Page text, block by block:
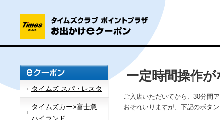
タイムズ スパ・レスタ
タイムズカー×富士急
ハイランド
一定時間操作
ご入店いただいてから、30分間
おそれいりますが、下記のボタ